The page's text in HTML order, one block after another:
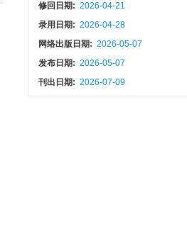
修回日期: 2026-04-21
录用日期: 2026-04-28
网络出版日期: 2026-05-07
发布日期: 2026-05-07
刊出日期: 2026-07-09